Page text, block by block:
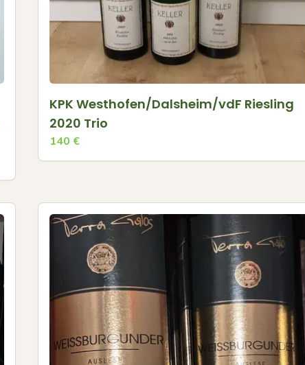
KPK Westhofen/Dalsheim/vdF Riesling
2020 Trio
140 €